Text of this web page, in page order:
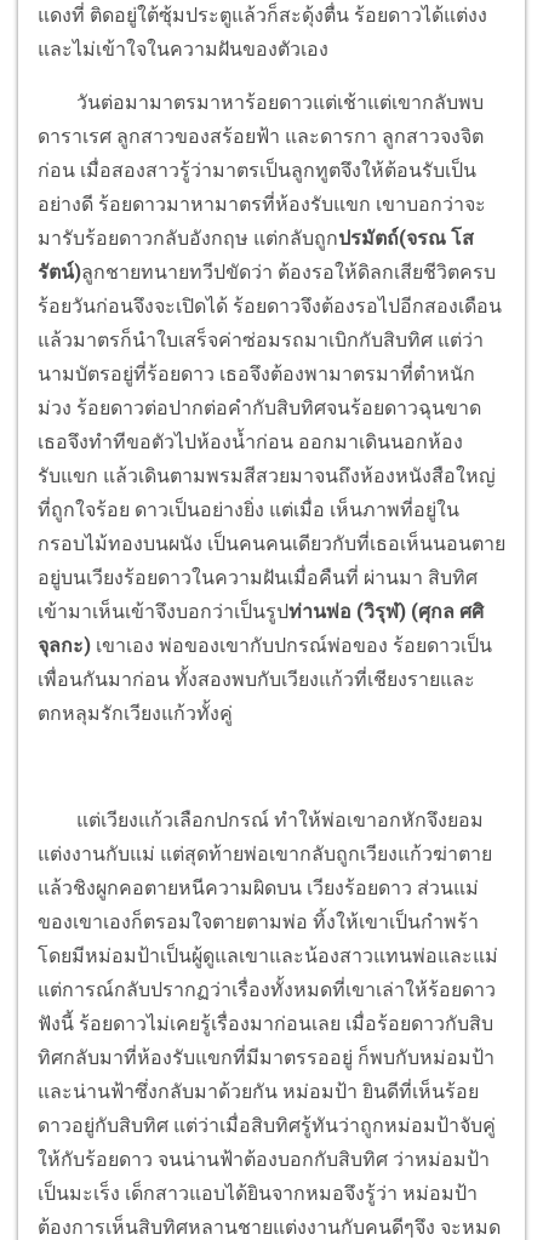
แดงที่ ติดอยู่ใต้ซุ้มประตูแล้วก็สะดุ้งตื่น ร้อยดาวได้แต่งง
และไม่เข้าใจในความฝันของตัวเอง
วันต่อมามาตรมาหาร้อยดาวแต่เช้าแต่เขากลับพบ
ดาราเรศ ลูกสาวของสร้อยฟ้า และดารกา ลูกสาวจงจิต
ก่อน เมื่อสองสาวรู้ว่ามาตรเป็นลูกทูตจึงให้ต้อนรับเป็น
อย่างดี ร้อยดาวมาหามาตรที่ห้องรับแขก เขาบอกว่าจะ
มารับร้อยดาวกลับอังกฤษ แต่กลับถูกปรมัตถ์(จรณ โส
รัตน์)ลูกชายทนายทวีปขัดว่า ต้องรอให้ดิลกเสียชีวิตครบ
ร้อยวันก่อนจึงจะเปิดได้ ร้อยดาวจึงต้องรอไปอีกสองเดือน
แล้วมาตรก็นำใบเสร็จค่าซ่อมรถมาเบิกกับสิบทิศ แต่ว่า
นามบัตรอยู่ที่ร้อยดาว เธอจึงต้องพามาตรมาที่ตำหนัก
ม่วง ร้อยดาวต่อปากต่อคำกับสิบทิศจนร้อยดาวฉุนขาด
เธอจึงทำทีขอตัวไปห้องน้ำก่อน ออกมาเดินนอกห้อง
รับแขก แล้วเดินตามพรมสีสวยมาจนถึงห้องหนังสือใหญ่
ที่ถูกใจร้อย ดาวเป็นอย่างยิ่ง แต่เมื่อ เห็นภาพที่อยู่ใน
กรอบไม้ทองบนผนัง เป็นคนคนเดียวกับที่เธอเห็นนอนตาย
อยู่บนเวียงร้อยดาวในความฝันเมื่อคืนที่ ผ่านมา สิบทิศ
เข้ามาเห็นเข้าจึงบอกว่าเป็นรูปท่านพ่อ (วิรุฬ) (ศุกล ศศิ
จุลกะ) เขาเอง พ่อของเขากับปกรณ์พ่อของ ร้อยดาวเป็น
เพื่อนกันมาก่อน ทั้งสองพบกับเวียงแก้วที่เชียงรายและ
ตกหลุมรักเวียงแก้วทั้งคู่
แต่เวียงแก้วเลือกปกรณ์ ทำให้พ่อเขาอกหักจึงยอม
แต่งงานกับแม่ แต่สุดท้ายพ่อเขากลับถูกเวียงแก้วฆ่าตาย
แล้วชิงผูกคอตายหนีความผิดบน เวียงร้อยดาว ส่วนแม่
ของเขาเองก็ตรอมใจตายตามพ่อ ทิ้งให้เขาเป็นกำพร้า
โดยมีหม่อมป้าเป็นผู้ดูแลเขาและน้องสาวแทนพ่อและแม่
แต่การณ์กลับปรากฏว่าเรื่องทั้งหมดที่เขาเล่าให้ร้อยดาว
ฟังนี้ ร้อยดาวไม่เคยรู้เรื่องมาก่อนเลย เมื่อร้อยดาวกับสิบ
ทิศกลับมาที่ห้องรับแขกที่มีมาตรรออยู่ ก็พบกับหม่อมป้า
และน่านฟ้าซึ่งกลับมาด้วยกัน หม่อมป้า ยินดีที่เห็นร้อย
ดาวอยู่กับสิบทิศ แต่ว่าเมื่อสิบทิศรู้ทันว่าถูกหม่อมป้าจับคู่
ให้กับร้อยดาว จนน่านฟ้าต้องบอกกับสิบทิศ ว่าหม่อมป้า
เป็นมะเร็ง เด็กสาวแอบได้ยินจากหมอจึงรู้ว่า หม่อมป้า
ต้องการเห็นสิบทิศหลานชายแต่งงานกับคนดีๆจึง จะหมด